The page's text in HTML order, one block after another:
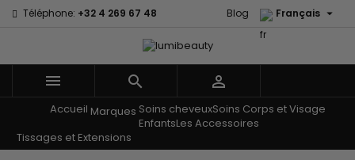
Téléphone: +32 4 269 67 48 Français 
Blog
  
Accueil Marques Soins cheveuxSoins Corps et Visage
EnfantsLes Accessoires
Tissages et Extensions